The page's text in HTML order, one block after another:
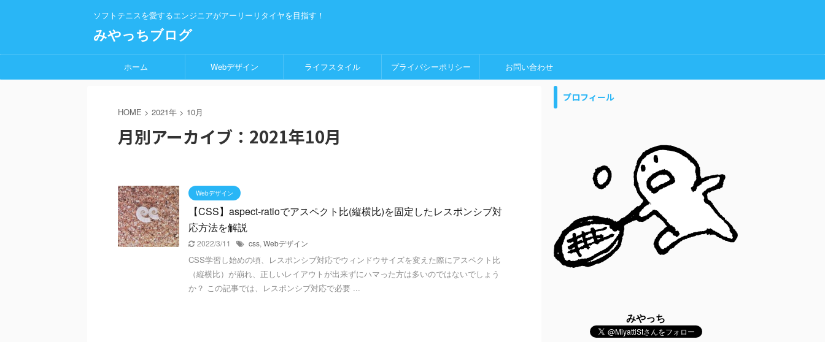
ソフトテニスを愛するエンジニアがアーリーリタイヤを目指す！
みやっちブログ
ホーム Webデザイン ライフスタイル プライバシーポリシー お問い合わせ
HOME > 2021年 > 10月
月別アーカイブ：2021年10月
Webデザイン
【CSS】aspect-ratioでアスペクト比(縦横比)を固定したレスポンシブ対
応方法を解説
2022/3/11 css, Webデザイン
CSS学習し始めの頃、レスポンシブ対応でウィンドウサイズを変えた際にアスペクト比
（縦横比）が崩れ、正しいレイアウトが出来ずにハマった方は多いのではないでしょう
か？ この記事では、レスポンシブ対応で必要 ...
プロフィール
みやっち